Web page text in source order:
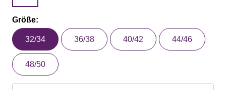
Größe:
32/34 36/38 40/42 44/46
48/50